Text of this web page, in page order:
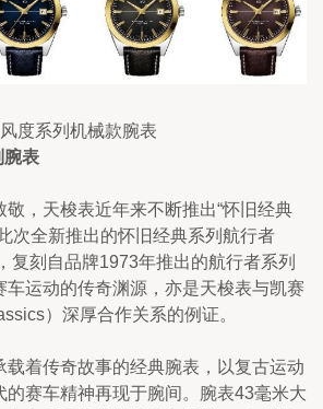
度系列机械款腕表
腕表
，天梭表近年来不断推出“怀旧经典
次全新推出的怀旧经典系列航行者
复刻自品牌1973年推出的航行者系列
车运动的传奇渊源，亦是天梭表与凯赛
）深厚合作关系的例证。
载着传奇故事的经典腕表，以复古运动
的赛车精神再现于腕间。腕表43毫米大